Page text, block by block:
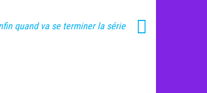
quand va se terminer la série